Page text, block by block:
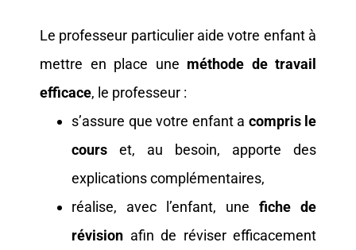
Le professeur particulier aide votre enfant à
mettre en place une méthode de travail
efficace, le professeur :
s’assure que votre enfant a compris le
cours et, au besoin, apporte des
explications complémentaires,
réalise, avec l’enfant, une fiche de
révision afin de réviser efficacement